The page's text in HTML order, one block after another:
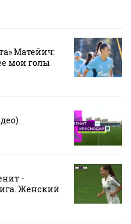
Матейич:
мои голы
-
Женский